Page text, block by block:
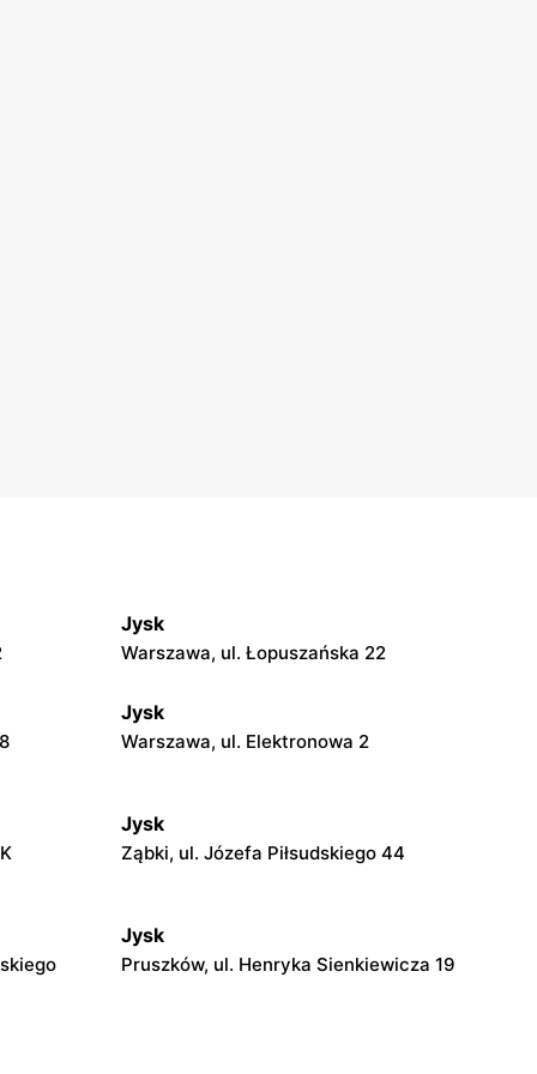
Jysk
Warszawa, ul. Łopuszańska 22
Jysk
Warszawa, ul. Elektronowa 2
Jysk
Ząbki, ul. Józefa Piłsudskiego 44
Jysk
Pruszków, ul. Henryka Sienkiewicza 19